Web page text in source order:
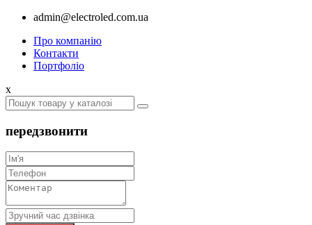
admin@electroled.com.ua
Про компанію
Контакти
Портфоліо
x
передзвонити